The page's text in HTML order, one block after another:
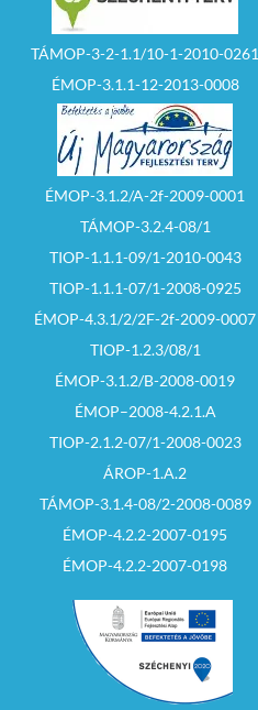
TÁMOP-3-2-1.1/10-1-2010-0261
ÉMOP-3.1.1-12-2013-0008
ÉMOP-3.1.2/A-2f-2009-0001
TÁMOP-3.2.4-08/1
TIOP-1.1.1-09/1-2010-0043
TIOP-1.1.1-07/1-2008-0925
ÉMOP-4.3.1/2/2F-2f-2009-0007
TIOP-1.2.3/08/1
ÉMOP-3.1.2/B-2008-0019
ÉMOP–2008-4.2.1.A
TIOP-2.1.2-07/1-2008-0023
ÁROP-1.A.2
TÁMOP-3.1.4-08/2-2008-0089
ÉMOP-4.2.2-2007-0195
ÉMOP-4.2.2-2007-0198